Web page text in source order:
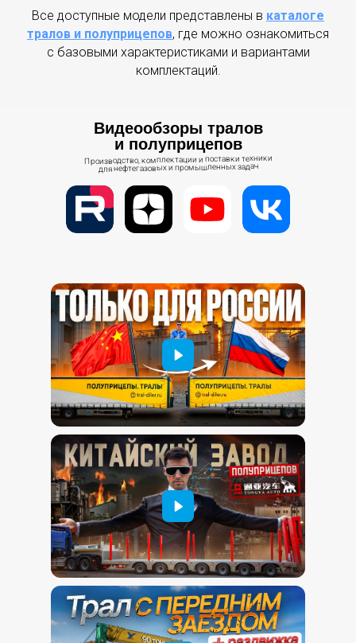
Все доступные модели представлены в каталоге
тралов и полуприцепов, где можно ознакомиться
с базовыми характеристиками и вариантами
комплектаций.
Видеообзоры тралов
и полуприцепов
Производство, комплектации и поставки техники
для нефтегазовых и промышленных задач